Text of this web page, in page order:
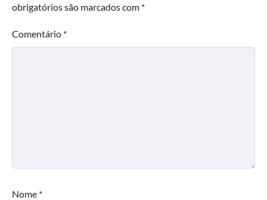
obrigatórios são marcados com *
Comentário *
Nome *